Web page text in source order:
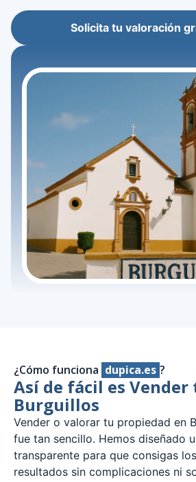
Solicita tu valoración
¿Cómo funciona dupica.es ?
Así de fácil es Vender
Burguillos
Vender o valorar tu propiedad en
fue tan sencillo. Hemos diseñado
transparente para que consigas
resultados sin complicaciones ni